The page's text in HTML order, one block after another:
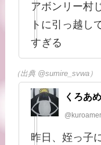
アボンリー村
トに引っ越し
すぎる
（出典 @sumire_svwa）
くろあめ
昨日、姪っ子